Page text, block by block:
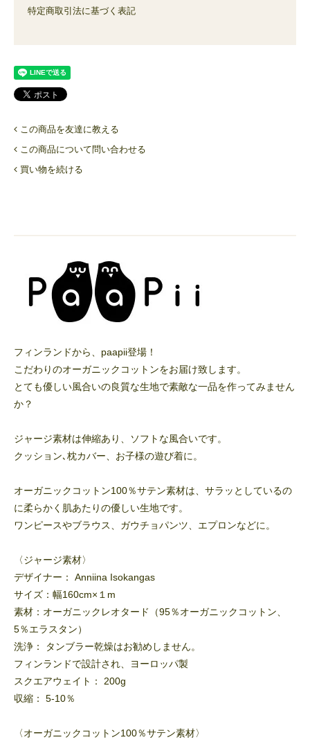
特定商取引法に基づく表記
この商品を友達に教える
この商品について問い合わせる
買い物を続ける
フィンランドから、paapii登場！
こだわりのオーガニックコットンをお届け致します。
とても優しい風合いの良質な生地で素敵な一品を作ってみません
か？
ジャージ素材は伸縮あり、ソフトな風合いです。
クッション､枕カバー、お子様の遊び着に。
オーガニックコットン100％サテン素材は、サラッとしているの
に柔らかく肌あたりの優しい生地です。
ワンピースやブラウス、ガウチョパンツ、エプロンなどに。
〈ジャージ素材〉
デザイナー： Anniina Isokangas
サイズ：幅160cm×１m
素材：オーガニックレオタード（95％オーガニックコットン、
5％エラスタン）
洗浄： タンブラー乾燥はお勧めしません。
フィンランドで設計され、ヨーロッパ製
スクエアウェイト： 200g
収縮： 5-10％
〈オーガニックコットン100％サテン素材〉